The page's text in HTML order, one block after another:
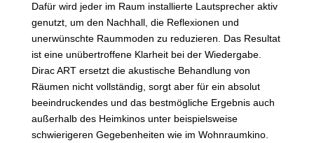
Dafür wird jeder im Raum installierte Lautsprecher aktiv
genutzt, um den Nachhall, die Reflexionen und
unerwünschte Raummoden zu reduzieren. Das Resultat
ist eine unübertroffene Klarheit bei der Wiedergabe.
Dirac ART ersetzt die akustische Behandlung von
Räumen nicht vollständig, sorgt aber für ein absolut
beeindruckendes und das bestmögliche Ergebnis auch
außerhalb des Heimkinos unter beispielsweise
schwierigeren Gegebenheiten wie im Wohnraumkino.